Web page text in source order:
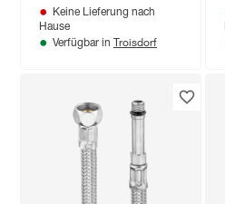
Keine Lieferung nach
Hause
Verfügbar in Troisdorf